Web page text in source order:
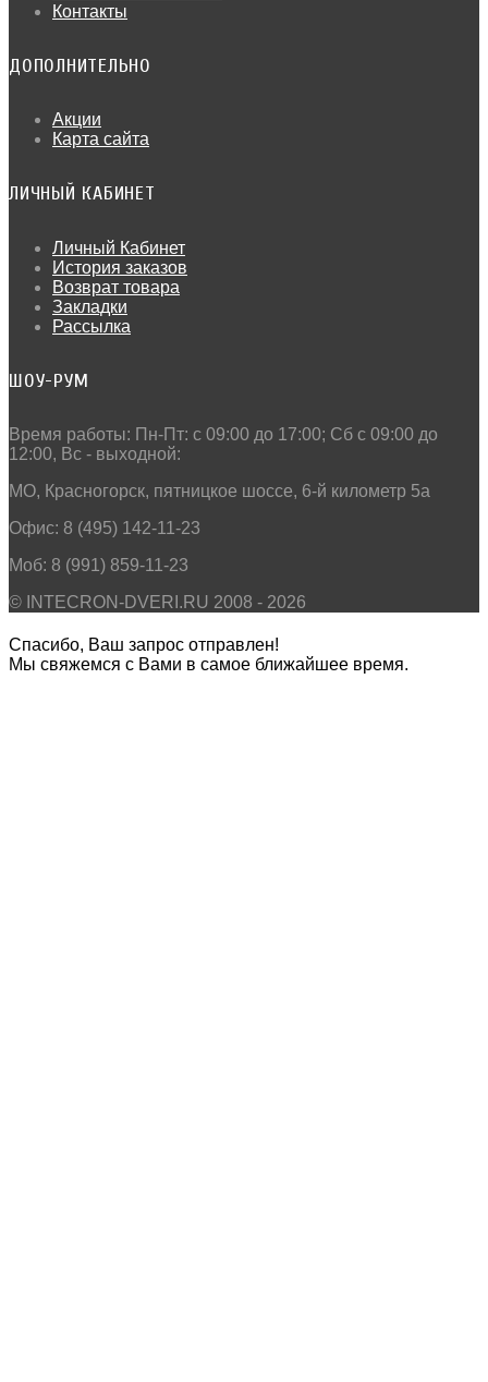
Контакты
ДОПОЛНИТЕЛЬНО
Акции
Карта сайта
ЛИЧНЫЙ КАБИНЕТ
Личный Кабинет
История заказов
Возврат товара
Закладки
Рассылка
ШОУ-РУМ
Время работы: Пн-Пт: c 09:00 до 17:00; Сб с 09:00 до
12:00, Вс - выходной:
МО, Красногорск, пятницкое шоссе, 6-й километр 5а
Офис: 8 (495) 142-11-23
Моб: 8 (991) 859-11-23
© INTECRON-DVERI.RU 2008 - 2026
Спасибо, Ваш запрос отправлен!
Мы свяжемся с Вами в самое ближайшее время.